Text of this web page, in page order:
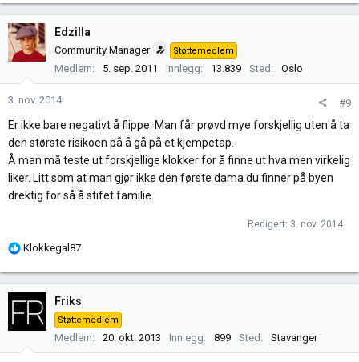
Edzilla
Community Manager Støttemedlem
Medlem 5. sep. 2011 Innlegg 13.839 Sted Oslo
3. nov. 2014 #9
Er ikke bare negativt å flippe. Man får prøvd mye forskjellig uten å ta
den største risikoen på å gå på et kjempetap.
Å man må teste ut forskjellige klokker for å finne ut hva men virkelig
liker. Litt som at man gjør ikke den første dama du finner på byen
drektig for så å stifet familie.
Redigert: 3. nov. 2014
R
k
s
Klokkegal87
Friks
Støttemedlem
Medlem 20. okt. 2013 Innlegg 899 Sted Stavanger